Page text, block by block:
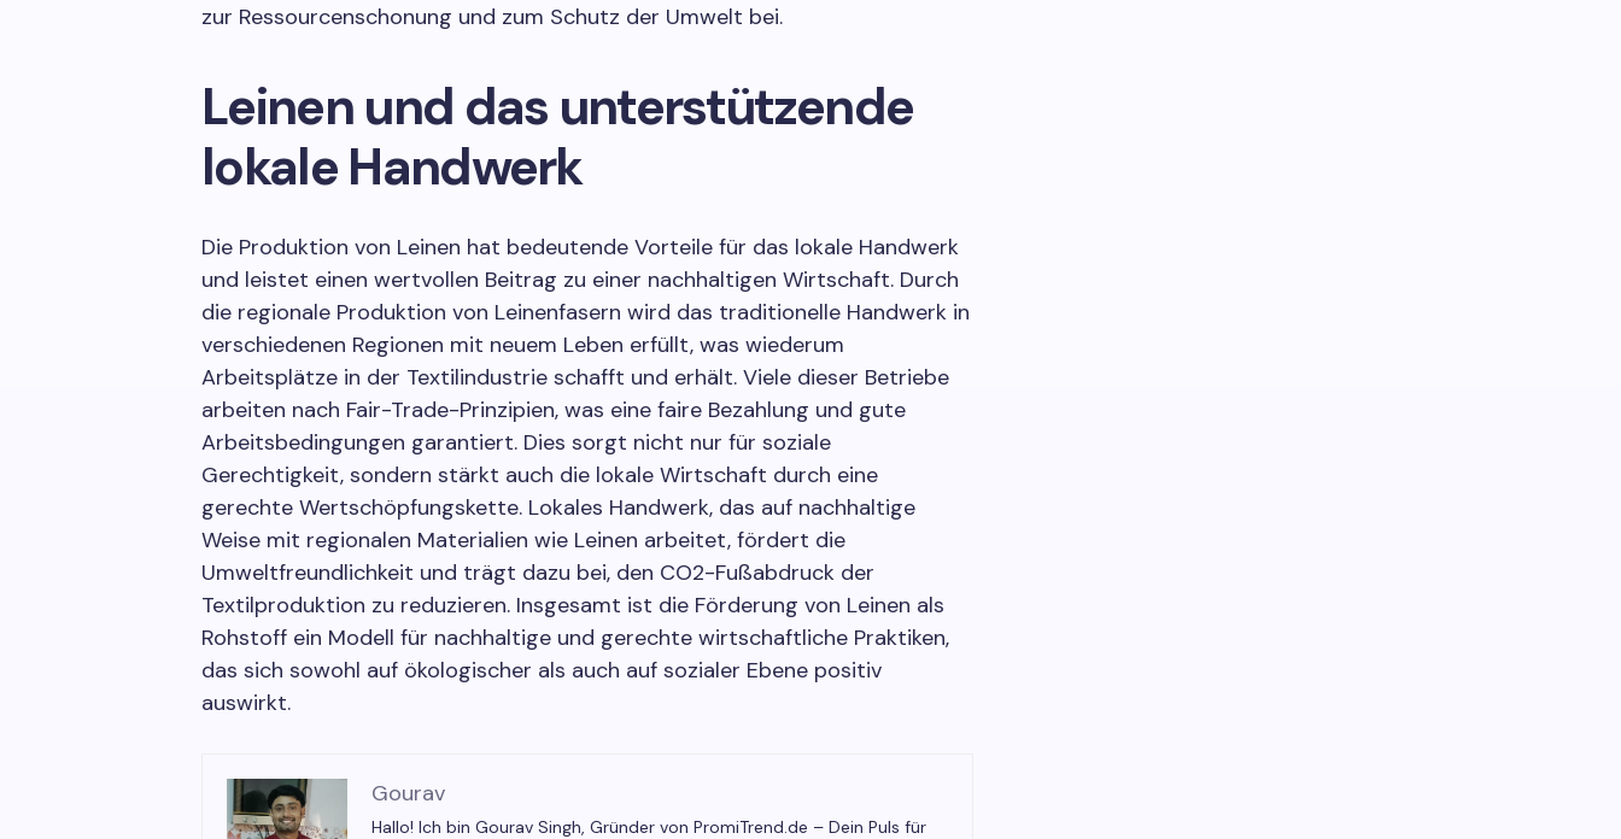
zur Ressourcenschonung und zum Schutz der Umwelt bei.
Leinen und das unterstützende
lokale Handwerk
Die Produktion von Leinen hat bedeutende Vorteile für das lokale Handwerk
und leistet einen wertvollen Beitrag zu einer nachhaltigen Wirtschaft. Durch
die regionale Produktion von Leinenfasern wird das traditionelle Handwerk in
verschiedenen Regionen mit neuem Leben erfüllt, was wiederum
Arbeitsplätze in der Textilindustrie schafft und erhält. Viele dieser Betriebe
arbeiten nach Fair-Trade-Prinzipien, was eine faire Bezahlung und gute
Arbeitsbedingungen garantiert. Dies sorgt nicht nur für soziale
Gerechtigkeit, sondern stärkt auch die lokale Wirtschaft durch eine
gerechte Wertschöpfungskette. Lokales Handwerk, das auf nachhaltige
Weise mit regionalen Materialien wie Leinen arbeitet, fördert die
Umweltfreundlichkeit und trägt dazu bei, den CO2-Fußabdruck der
Textilproduktion zu reduzieren. Insgesamt ist die Förderung von Leinen als
Rohstoff ein Modell für nachhaltige und gerechte wirtschaftliche Praktiken,
das sich sowohl auf ökologischer als auch auf sozialer Ebene positiv
auswirkt.
Gourav
Hallo! Ich bin Gourav Singh, Gründer von PromiTrend.de – Dein Puls für